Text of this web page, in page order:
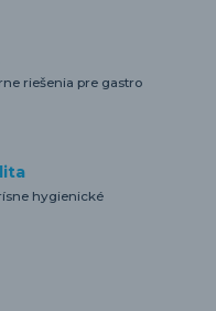
riešenia pre gastro
hygienické